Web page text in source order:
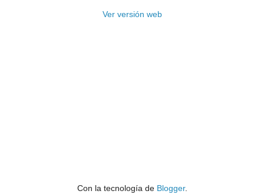
Ver versión web
Con la tecnología de Blogger.